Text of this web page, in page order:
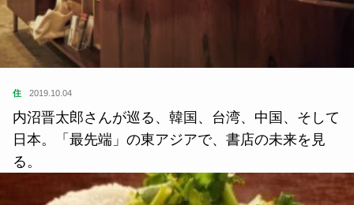
住 2019.10.04
内沼晋太郎さんが巡る、韓国、台湾、中国、そして
日本。「最先端」の東アジアで、書店の未来を見
る。